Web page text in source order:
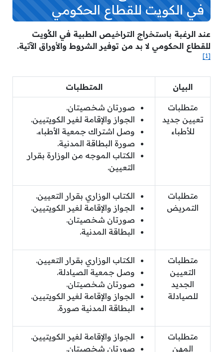
في الكويت للقطاع الحكومي
عند الرغبة باستخراج التراخيص الطبية في الكُويت
للقطاع الحكومي لا بد من توفير الشروط والأوراق الآتية.
[1]
البيان المتطلبات
متطلبات
تعيين جديد
للأطباء
صورتان شخصيتان.
الجواز والإقامة لغير الكويتيين.
وصل اشتراك جمعية الأطباء.
صورة البطاقة المدنية.
الكتاب الموجه من الوزارة بقرار
التعيين.
متطلبات
التمريض
الكتاب الوزاري بقرار التعيين.
الجواز والإقامة لغير الكويتيين.
صورتان شخصيتان.
البطاقة المدنية.
متطلبات
التعيين
الجديد
للصيادلة
الكتاب الوزاري بقرار التعيين.
وصل جمعية الصيادلة.
صورتان شخصيتان.
الجواز والإقامة لغير الكويتيين.
البطاقة المدنية صورة.
متطلبات
المهن
الجواز والإقامة لغير الكويتيين.
صورتان شخصيتان.